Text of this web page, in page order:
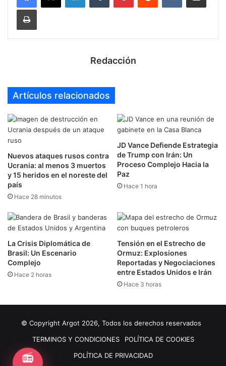
Imprimir
Redacción
Artículos relacionados
Nuevos ataques rusos contra
Ucrania: al menos 3 muertos
y 15 heridos en el noreste del
país
Hace 28 minutos
JD Vance Defiende Estrategia
de Trump con Irán: Un
Proceso Complejo Hacia la
Paz
Hace 1 hora
La Crisis Diplomática de
Brasil: Un Escenario
Complejo
Hace 2 horas
Tensión en el Estrecho de
Ormuz: Explosiones
Reportadas y Negociaciones
entre Estados Unidos e Irán
Hace 3 horas
© Copyright Argot 2026, Todos los derechos reservados
TERMINOS Y CONDICIONES
POLÍTICA DE COOKIES
POLÍTICA DE PRIVACIDAD
📻